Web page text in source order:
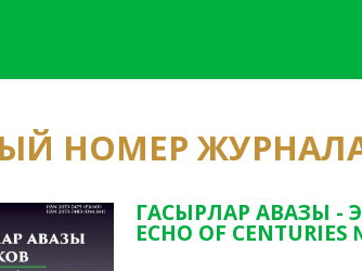
НОМЕР
ГАСЫРЛАР АВАЗЫ -
ECHO OF